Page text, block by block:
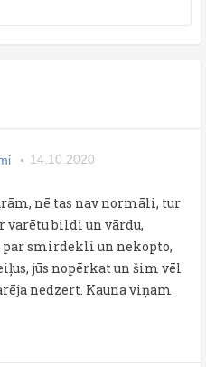
14.10.2020
nē tas nav normāli, tur
varētu bildi un vārdu,
par smirdekli un nekopto,
jūs nopērkat un šim vēl
nedzert. Kauna viņam